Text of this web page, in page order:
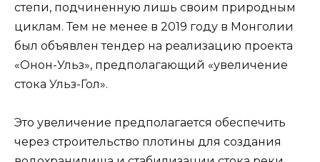
степи, подчиненную лишь своим природным
циклам. Тем не менее в 2019 году в Монголии
был объявлен тендер на реализацию проекта
«Онон-Ульз», предполагающий «увеличение
стока Ульз-Гол».
Это увеличение предполагается обеспечить
через строительство плотины для создания